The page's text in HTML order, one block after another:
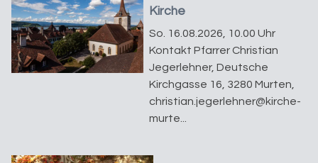
Kirche
So. 16.08.2026, 10.00 Uhr
Kontakt Pfarrer Christian
Jegerlehner, Deutsche
Kirchgasse 16, 3280 Murten,
christian.jegerlehner@kirche-
murte...